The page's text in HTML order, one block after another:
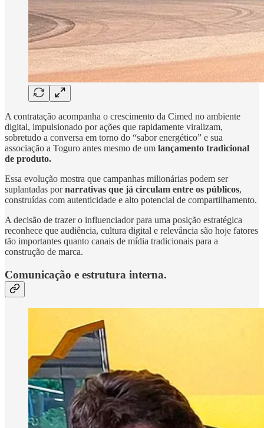
A contratação acompanha o crescimento da Cimed no ambiente
digital, impulsionado por ações que rapidamente viralizam,
sobretudo a conversa em torno do “sabor energético” e sua
associação a Toguro antes mesmo de um lançamento tradicional
de produto.
Essa evolução mostra que campanhas milionárias podem ser
suplantadas pornarrativas que já circulam entre os públicos,
construídas com autenticidade e alto potencial de compartilhamento.
A decisão de trazer o influenciador para uma posição estratégica
reconhece que audiência, cultura digital e relevância são hoje fatores
tão importantes quanto canais de mídia tradicionais para a
construção de marca.
Comunicação e estrutura interna.